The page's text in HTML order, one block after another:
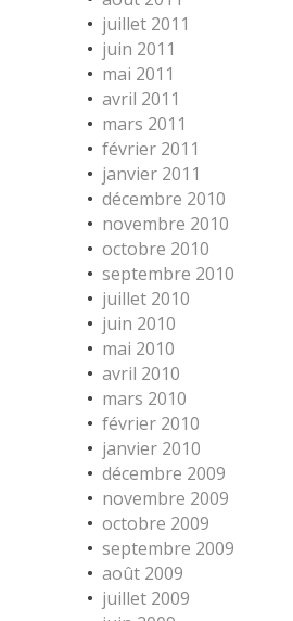
juillet 2011
juin 2011
mai 2011
avril 2011
mars 2011
février 2011
janvier 2011
décembre 2010
novembre 2010
octobre 2010
septembre 2010
juillet 2010
juin 2010
mai 2010
avril 2010
mars 2010
février 2010
janvier 2010
décembre 2009
novembre 2009
octobre 2009
septembre 2009
août 2009
juillet 2009